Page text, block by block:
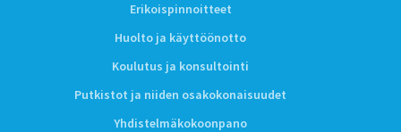
Erikoispinnoitteet
Huolto ja käyttöönotto
Koulutus ja konsultointi
Putkistot ja niiden osakokonaisuudet
Yhdistelmäkokoonpano